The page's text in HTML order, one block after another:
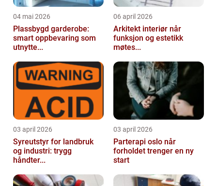
04 mai 2026
Plassbygd garderobe:
smart oppbevaring som
utnytte...
06 april 2026
Arkitekt interiør når
funksjon og estetikk
møtes...
03 april 2026
Syreutstyr for landbruk
og industri: trygg
håndter...
03 april 2026
Parterapi oslo når
forholdet trenger en ny
start